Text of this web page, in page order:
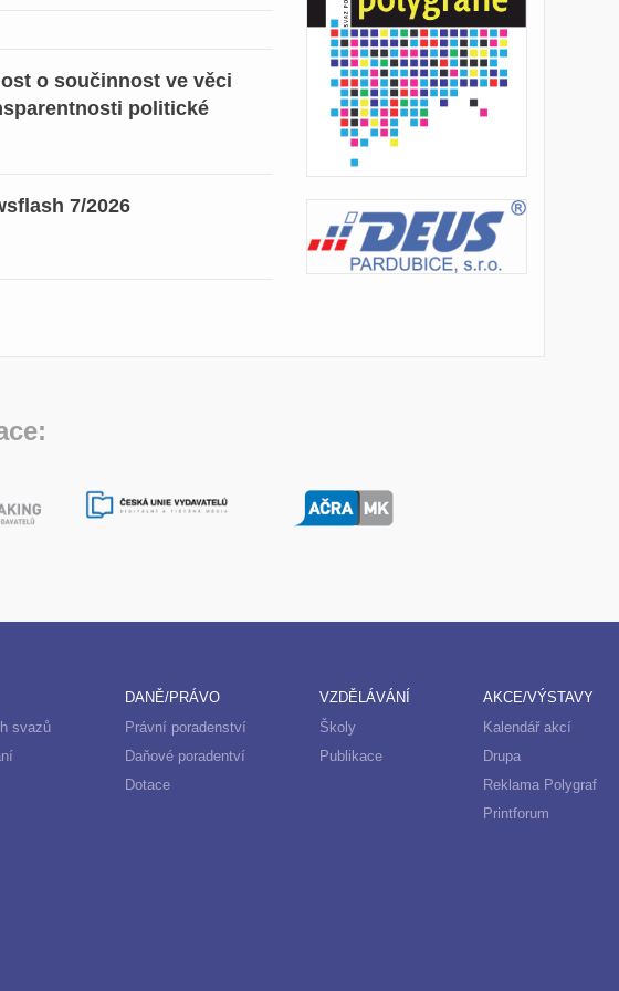
o součinnost ve věci
politické
7/2026
svazů
DANĚ/PRÁVO
Právní poradenství
Daňové poradentví
Dotace
VZDĚLÁVÁNÍ
Školy
Publikace
AKCE/VÝSTAVY
Kalendář akcí
Drupa
Reklama Polygraf
Printforum